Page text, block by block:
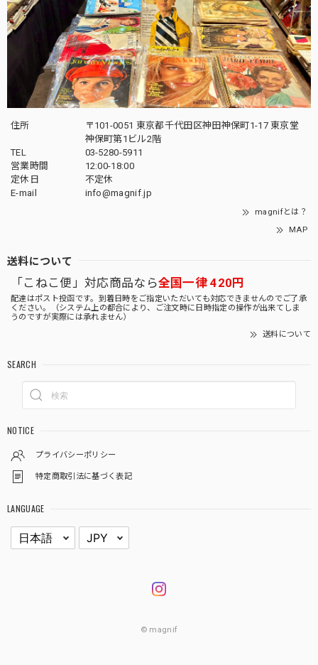
住所
〒101-0051 東京都千代田区神田神保町1-17 東京堂
神保町第1ビル2階
TEL
03-5280-5911
営業時間
12:00-18:00
定休日
不定休
E-mail
info@magnif.jp
magnifとは？
MAP
送料について
「こねこ便」対応商品なら全国一律 420円
配達はポスト投函です。到着日時をご指定いただいても対応できませんのでご了承
ください。（システム上の都合により、ご注文時に日時指定の操作が出来てしま
うのですが実際には承れません）
送料について
SEARCH
NOTICE
プライバシーポリシー
特定商取引法に基づく表記
LANGUAGE
© magnif